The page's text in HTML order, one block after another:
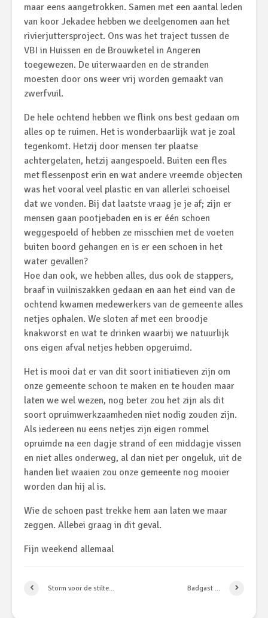
maar eens aangetrokken. Samen met een aantal leden
van koor Jekadee hebben we deelgenomen aan het
rivierjuttersproject. Ons was het traject tussen de
VBI in Huissen en de Brouwketel in Angeren
toegewezen. De uiterwaarden en de stranden
moesten door ons weer vrij worden gemaakt van
zwerfvuil.
De hele ochtend hebben we flink ons best gedaan om
alles op te ruimen. Het is wonderbaarlijk wat je zoal
tegenkomt. Hetzij door mensen ter plaatse
achtergelaten, hetzij aangespoeld. Buiten een fles
met flessenpost erin en wat andere vreemde objecten
was het vooral veel plastic en van allerlei schoeisel
dat we vonden. Bij dat laatste vraag je je af; zijn er
mensen gaan pootjebaden en is er één schoen
weggespoeld of hebben ze misschien met de voeten
buiten boord gehangen en is er een schoen in het
water gevallen?
Hoe dan ook, we hebben alles, dus ook de stappers,
braaf in vuilniszakken gedaan en aan het eind van de
ochtend kwamen medewerkers van de gemeente alles
netjes ophalen. We sloten af met een broodje
knakworst en wat te drinken waarbij we natuurlijk
ons eigen afval netjes hebben opgeruimd.
Het is mooi dat er van dit soort initiatieven zijn om
onze gemeente schoon te maken en te houden maar
laten we wel wezen, nog beter zou het zijn als dit
soort opruimwerkzaamheden niet nodig zouden zijn.
Als iedereen nu eens netjes zijn eigen rommel
opruimde na een dagje strand of een middagje vissen
en niet alles onderweg, al dan niet per ongeluk, uit de
handen liet waaien zou onze gemeente nog mooier
worden dan hij al is.
Wie de schoen past trekke hem aan laten we maar
zeggen. Allebei graag in dit geval.
Fijn weekend allemaal
Storm voor de stilte… Badgast …